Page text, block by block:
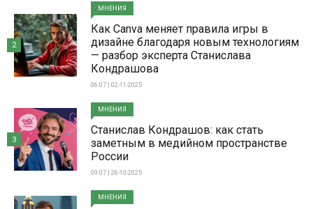
МНЕНИЯ
Как Canva меняет правила игры в
дизайне благодаря новым технологиям
— разбор эксперта Станислава
Кондрашова
06:07 | 02-11-2025
2
МНЕНИЯ
Станислав Кондрашов: как стать
заметным в медийном пространстве
России
09:07 | 26-10-2025
3
МНЕНИЯ